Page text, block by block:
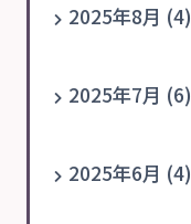
2025年8月 (4)
2025年7月 (6)
2025年6月 (4)